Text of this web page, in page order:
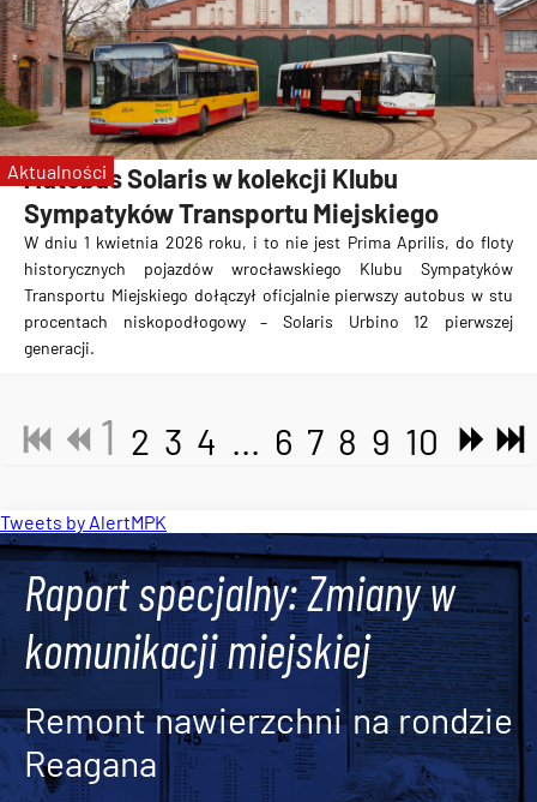
Autobus Solaris w kolekcji Klubu
Sympatyków Transportu Miejskiego
W dniu 1 kwietnia 2026 roku, i to nie jest Prima Aprilis, do floty
historycznych pojazdów wrocławskiego Klubu Sympatyków
Transportu Miejskiego dołączył oficjalnie pierwszy autobus w stu
procentach niskopodłogowy – Solaris Urbino 12 pierwszej
generacji.
Aktualności
1 2 3 4 ... 6 7 8 9 10
Tweets by AlertMPK
Raport specjalny: Zmiany w
komunikacji miejskiej
Remont nawierzchni na rondzie
Reagana